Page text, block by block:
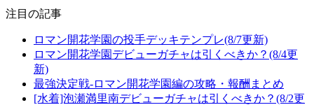
注目の記事
ロマン開花学園の投手デッキテンプレ(8/7更新)
ロマン開花学園デビューガチャは引くべきか？(8/4更
新)
最強決定戦-ロマン開花学園編の攻略・報酬まとめ
[水着]泡瀬満里南デビューガチャは引くべきか？(8/2更